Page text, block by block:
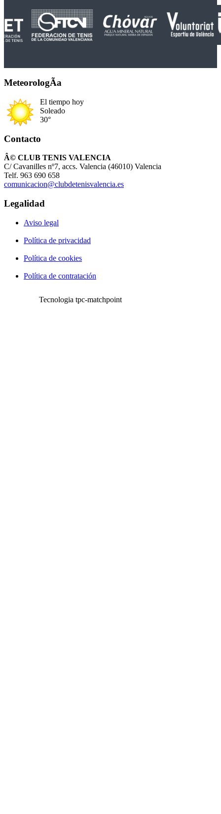
MeteorologÃ­a
El tiempo hoy
Soleado
30°
Contacto
Â© CLUB TENIS VALENCIA
C/ Cavanilles nº7, accs. Valencia (46010) Valencia
Telf. 963 690 658
comunicacion@clubdetenisvalencia.es
Legalidad
Aviso legal
Política de privacidad
Política de cookies
Política de contratación
Tecnologia tpc-matchpoint